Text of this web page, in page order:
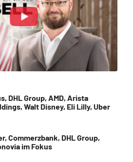
DHL Group, AMD, Arista
Walt Disney, Eli Lilly, Uber
Commerzbank, DHL Group,
im Fokus